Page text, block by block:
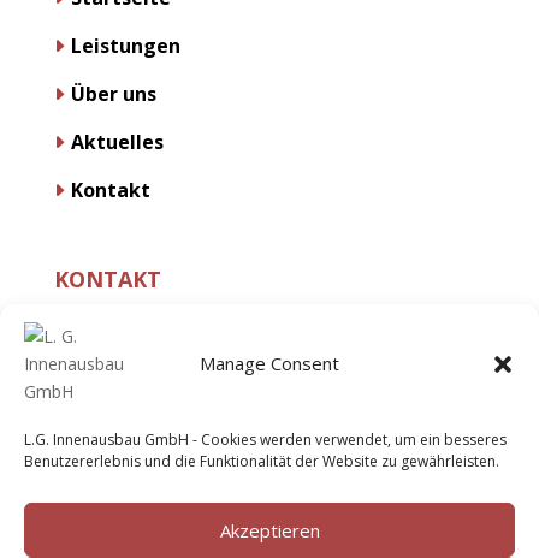
Manage Consent
L.G. Innenausbau GmbH - Cookies werden verwendet, um ein besseres
Benutzererlebnis und die Funktionalität der Website zu gewährleisten.
Akzeptieren
Leistungen
Über uns
Aktuelles
Kontakt
KONTAKT
 info@lg-innenausbau.de
Lochhamerstr. 7,
82152 Planegg